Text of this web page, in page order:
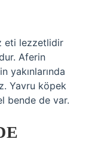
eti lezzetlidir
Aferin
yakınlarında
Yavru köpek
bende de var.